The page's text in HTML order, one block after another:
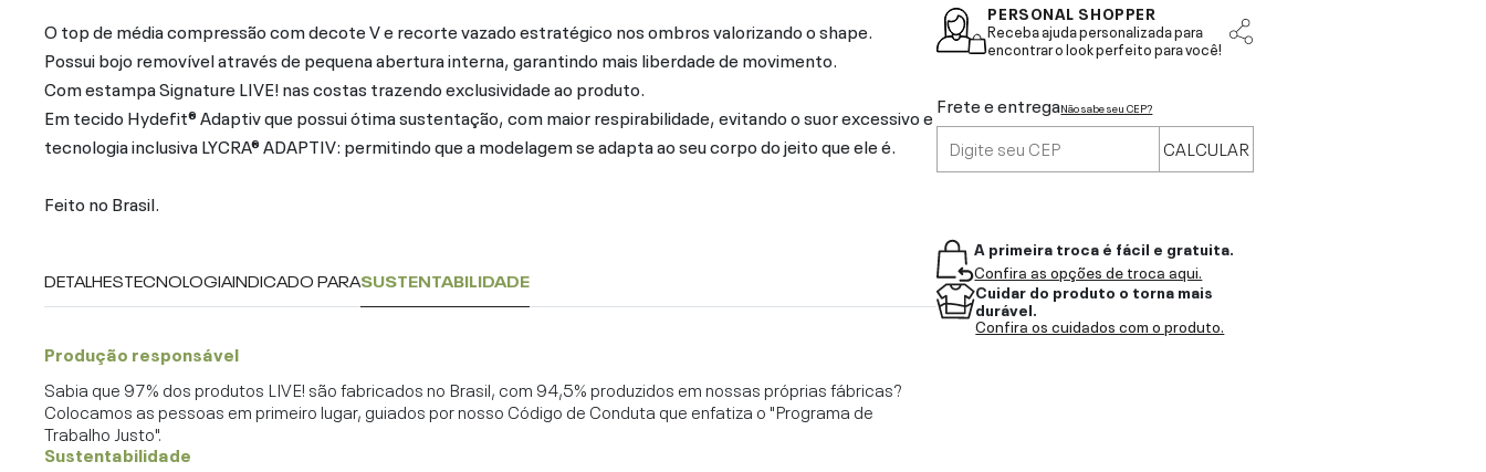
O top de média compressão com decote V e recorte vazado estratégico nos ombros valorizando o shape.
Possui bojo removível através de pequena abertura interna, garantindo mais liberdade de movimento.
Com estampa Signature LIVE! nas costas trazendo exclusividade ao produto.
Em tecido Hydefit® Adaptiv que possui ótima sustentação, com maior respirabilidade, evitando o suor excessivo e
tecnologia inclusiva LYCRA® ADAPTIV: permitindo que a modelagem se adapta ao seu corpo do jeito que ele é.
Feito no Brasil.
DETALHESTECNOLOGIAINDICADO PARASUSTENTABILIDADE
Produção responsável
Sabia que 97% dos produtos LIVE! são fabricados no Brasil, com 94,5% produzidos em nossas próprias fábricas?
Colocamos as pessoas em primeiro lugar, guiados por nosso Código de Conduta que enfatiza o "Programa de
Trabalho Justo".
Sustentabilidade
PERSONAL SHOPPER
Receba ajuda personalizada para
encontrar o look perfeito para você!
Frete e entregaNão sabe seu CEP?
CALCULAR
A primeira troca é fácil e gratuita.
Confira as opções de troca aqui.
Cuidar do produto o torna mais
durável.
Confira os cuidados com o produto.